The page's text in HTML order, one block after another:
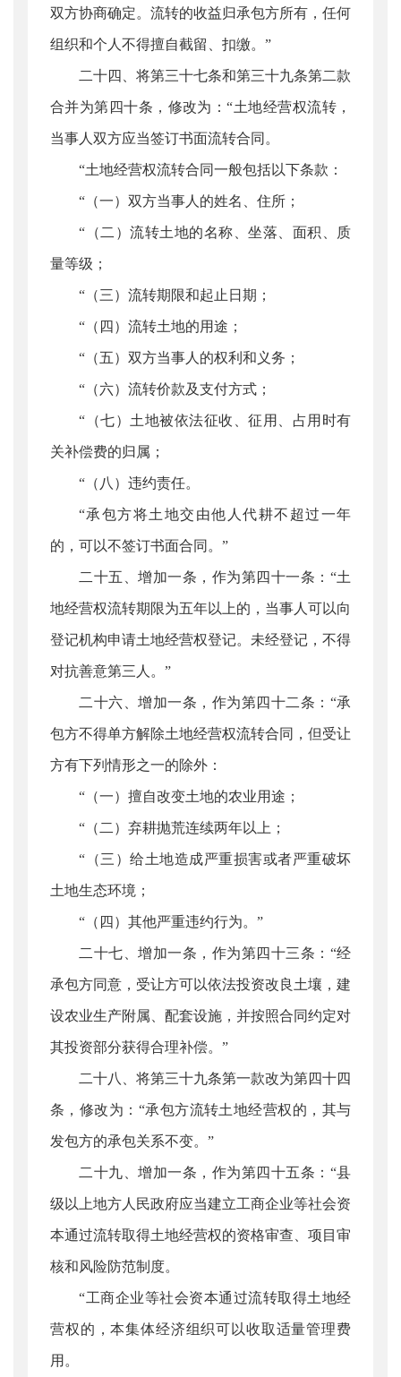
双方协商确定。流转的收益归承包方所有，任何
组织和个人不得擅自截留、扣缴。”
二十四、将第三十七条和第三十九条第二款
合并为第四十条，修改为：“土地经营权流转，
当事人双方应当签订书面流转合同。
“土地经营权流转合同一般包括以下条款：
“（一）双方当事人的姓名、住所；
“（二）流转土地的名称、坐落、面积、质
量等级；
“（三）流转期限和起止日期；
“（四）流转土地的用途；
“（五）双方当事人的权利和义务；
“（六）流转价款及支付方式；
“（七）土地被依法征收、征用、占用时有
关补偿费的归属；
“（八）违约责任。
“承包方将土地交由他人代耕不超过一年
的，可以不签订书面合同。”
二十五、增加一条，作为第四十一条：“土
地经营权流转期限为五年以上的，当事人可以向
登记机构申请土地经营权登记。未经登记，不得
对抗善意第三人。”
二十六、增加一条，作为第四十二条：“承
包方不得单方解除土地经营权流转合同，但受让
方有下列情形之一的除外：
“（一）擅自改变土地的农业用途；
“（二）弃耕抛荒连续两年以上；
“（三）给土地造成严重损害或者严重破坏
土地生态环境；
“（四）其他严重违约行为。”
二十七、增加一条，作为第四十三条：“经
承包方同意，受让方可以依法投资改良土壤，建
设农业生产附属、配套设施，并按照合同约定对
其投资部分获得合理补偿。”
二十八、将第三十九条第一款改为第四十四
条，修改为：“承包方流转土地经营权的，其与
发包方的承包关系不变。”
二十九、增加一条，作为第四十五条：“县
级以上地方人民政府应当建立工商企业等社会资
本通过流转取得土地经营权的资格审查、项目审
核和风险防范制度。
“工商企业等社会资本通过流转取得土地经
营权的，本集体经济组织可以收取适量管理费
用。